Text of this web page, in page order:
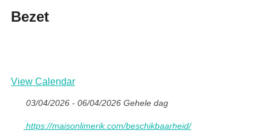
Bezet
View Calendar
03/04/2026 - 06/04/2026 Gehele dag
https://maisonlimerik.com/beschikbaarheid/